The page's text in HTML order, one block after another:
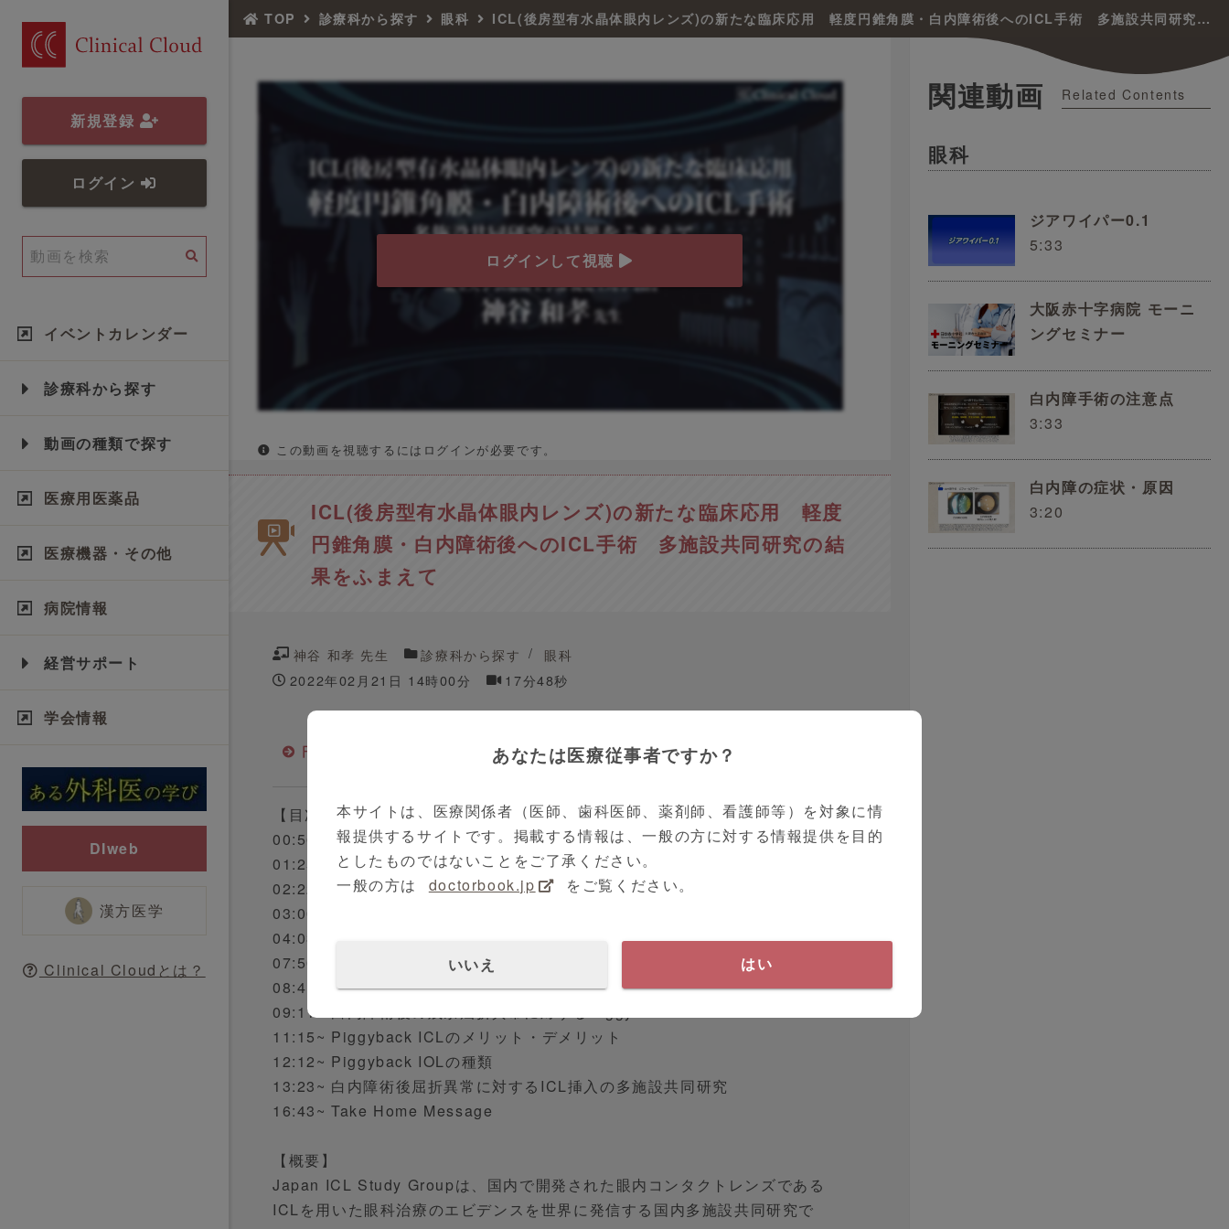
新規登録
ログイン
イベントカレンダー
診療科から探す
動画の種類で探す
医療用医薬品
医療機器・その他
病院情報
経営サポート
学会情報
DIweb
漢方医学
Clinical Cloudとは？
TOP 診療科から探す 眼科 ICL(後房型有水晶体眼内レンズ)の新たな臨床応用 軽度円錐角膜・白内障術後へのICL手術 多施設共同研究の結果をふまえて
ログインして視聴
この動画を視聴するにはログインが必要です。
ICL(後房型有水晶体眼内レンズ)の新たな臨床応用 軽度
円錐角膜・白内障術後へのICL手術 多施設共同研究の結
果をふまえて
神谷 和孝 先生 診療科から探す
眼科
2022年02月21日 14時00分
17分48秒
円錐角膜 北里大学病院 医師
【目次】
00:56~ Japan ICL Study Group多施設共同研究
01:25~ 円錐角膜について
02:22~ 円錐角膜における角膜乱視
03:00~ 円錐角膜の治療
04:03~ 円錐角膜に対するtoric ICL挿入の多施設共同研究
07:50~ 軽度円錐角膜に対するtoric ICLの適する患者像
08:41~ 屈折矯正手術ガイドラインの改訂
09:11~ 白内障術後の残余屈折異常に対するPiggyback ICL
11:15~ Piggyback ICLのメリット・デメリット
12:12~ Piggyback IOLの種類
13:23~ 白内障術後屈折異常に対するICL挿入の多施設共同研究
16:43~ Take Home Message
【概要】
Japan ICL Study Groupは、国内で開発された眼内コンタクトレンズである
ICLを用いた眼科治療のエビデンスを世界に発信する国内多施設共同研究で
関連動画 Related Contents
眼科
ジアワイパー0.1
5:33
大阪赤十字病院 モーニ
ングセミナー
白内障手術の注意点
3:33
白内障の症状・原因
3:20
あなたは医療従事者ですか？
本サイトは、医療関係者（医師、歯科医師、薬剤師、看護師等）を対象に情
報提供するサイトです。掲載する情報は、一般の方に対する情報提供を目的
としたものではないことをご了承ください。
一般の方は
doctorbook.jp をご覧ください。
いいえ はい